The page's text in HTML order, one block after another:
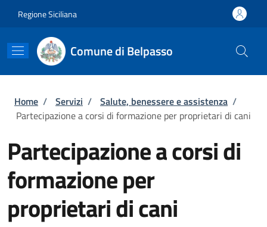
Regione Siciliana
Comune di Belpasso
Briciole di pane
Home / Servizi / Salute, benessere e assistenza /
Partecipazione a corsi di formazione per proprietari di cani
Partecipazione a corsi di
formazione per
proprietari di cani